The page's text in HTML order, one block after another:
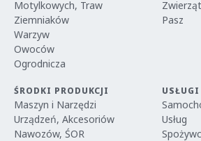
Motylkowych, Traw
Ziemniaków
Warzyw
Owoców
Ogrodnicza
Zwierząt
Pasz
ŚRODKI PRODUKCJI
Maszyn i Narzędzi
Urządzeń, Akcesoriów
Nawozów, ŚOR
Usług